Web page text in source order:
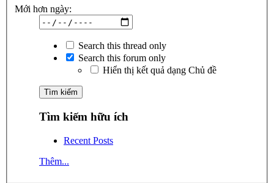
Mới hơn ngày:
Search this thread only
Search this forum only
Hiển thị kết quả dạng Chủ đề
Tìm kiếm hữu ích
Recent Posts
Thêm...